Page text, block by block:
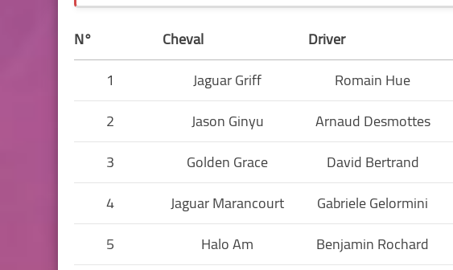
N° Cheval Driver
1
Jaguar Griff Romain Hue
2
Jason Ginyu Arnaud Desmottes
3
Golden Grace David Bertrand
4
Jaguar Marancourt Gabriele Gelormini
5
Halo Am Benjamin Rochard